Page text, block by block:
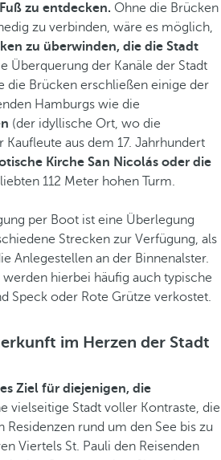
zu entdecken. Ohne die Brücken
zu verbinden, wäre es möglich,
zu überwinden, die die Stadt
Überquerung der Kanäle der Stadt
die Brücken erschließen einige der
Hamburgs wie die
(der idyllische Ort, wo die
aus dem 17. Jahrhundert
Kirche San Nicolás oder die
112 Meter hohen Turm.
per Boot ist eine Überlegung
Strecken zur Verfügung, als
Anlegestellen an der Binnenalster.
hierbei häufig auch typische
Speck oder Rote Grütze verkostet.
im Herzen der Stadt
Ziel für diejenigen, die
vielseitige Stadt voller Kontraste, die
rund um den See bis zu
Viertels St. Pauli den Reisenden